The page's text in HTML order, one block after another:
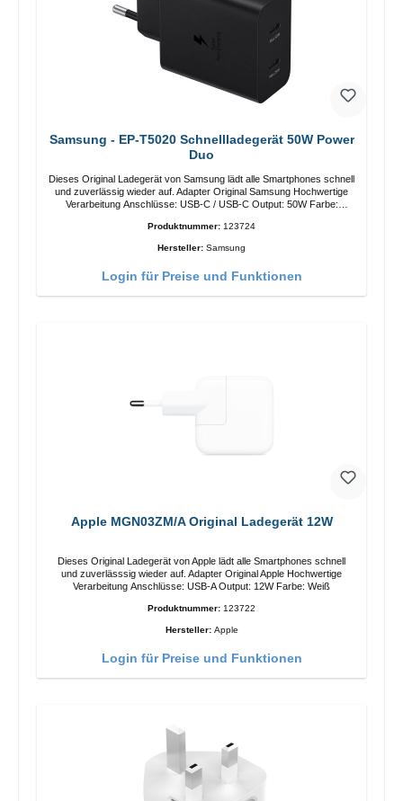
Samsung - EP-T5020 Schnellladegerät 50W Power
Duo
Dieses Original Ladegerät von Samsung lädt alle Smartphones schnell
und zuverlässig wieder auf. Adapter Original Samsung Hochwertige
Verarbeitung Anschlüsse: USB-C / USB-C Output: 50W Farbe:
Schwarz/li>
Produktnummer: 123724
Hersteller: Samsung
Login für Preise und Funktionen
Apple MGN03ZM/A Original Ladegerät 12W
Dieses Original Ladegerät von Apple lädt alle Smartphones schnell
und zuverlässsig wieder auf. Adapter Original Apple Hochwertige
Verarbeitung Anschlüsse: USB-A Output: 12W Farbe: Weiß
Produktnummer: 123722
Hersteller: Apple
Login für Preise und Funktionen